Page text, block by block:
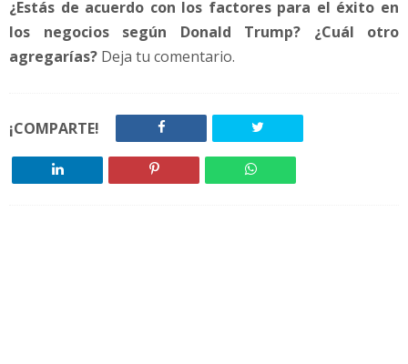
¿Estás de acuerdo con los factores para el éxito en
los negocios según Donald Trump? ¿Cuál otro
agregarías? Deja tu comentario.
¡COMPARTE!